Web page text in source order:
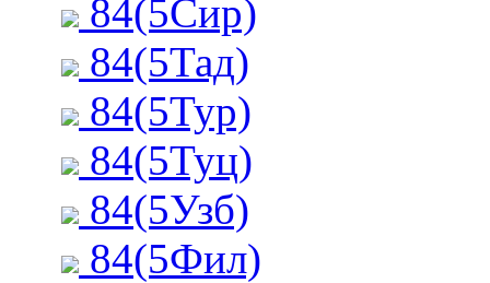
84(5Сир)
84(5Тад)
84(5Тур)
84(5Туц)
84(5Узб)
84(5Фил)